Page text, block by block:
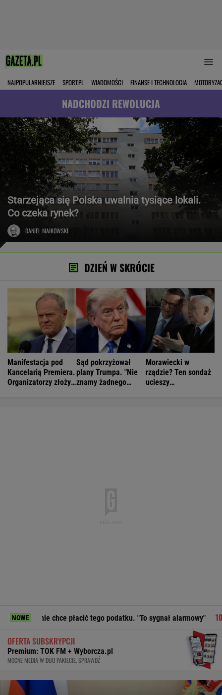
NAJPOPULARNIEJSZE SPORT.PL WIADOMOŚCI FINANSE I TECHNOLOGIA
NADCHODZI REWOLUCJA
Starzejąca się Polska uwalnia tysiące lokali.
Co czeka rynek?
DANIEL MAIKOWSKI
DZIEŃ W SKRÓCIE
Manifestacja pod
Kancelarią Premiera.
Organizatorzy złożyli
Sąd pokrzyżował
plany Trumpa. "Nie
znamy żadnego
Morawiecki w
rządzie? Ten sondaż
ucieszy
NOWE
płacić tego podatku. "To sygnał alarmowy" Moby
OFERTA SUBSKRYPCJI
Premium: TOK FM + Wyborcza.pl
MOCNE MEDIA W DUO PAKIECIE. SPRAWDŹ